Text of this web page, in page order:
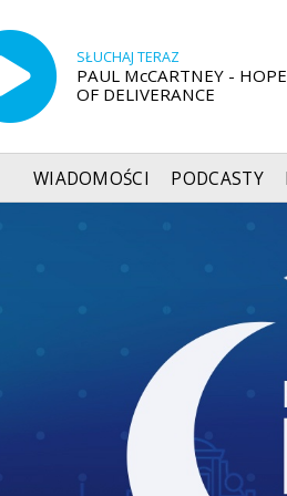
SŁUCHAJ TERAZ
PAUL McCARTNEY - HOPE
OF DELIVERANCE
WIADOMOŚCI PODCASTY